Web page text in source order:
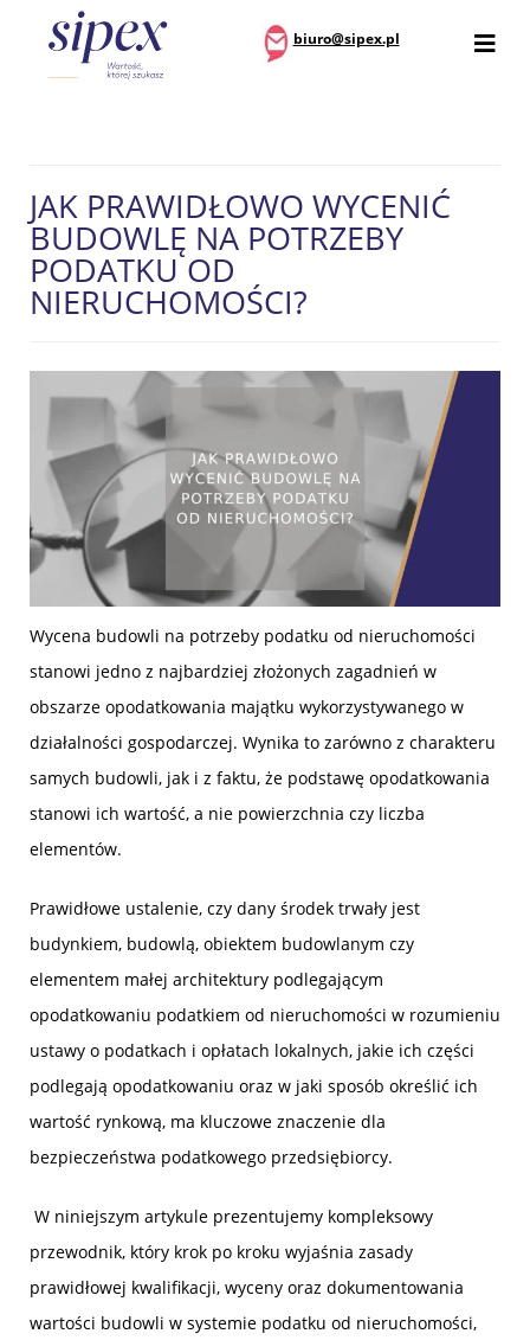
biuro@sipex.pl
JAK PRAWIDŁOWO WYCENIĆ
BUDOWLĘ NA POTRZEBY
PODATKU OD
NIERUCHOMOŚCI?
Wycena budowli na potrzeby podatku od nieruchomości
stanowi jedno z najbardziej złożonych zagadnień w
obszarze opodatkowania majątku wykorzystywanego w
działalności gospodarczej. Wynika to zarówno z charakteru
samych budowli, jak i z faktu, że podstawę opodatkowania
stanowi ich wartość, a nie powierzchnia czy liczba
elementów.
Prawidłowe ustalenie, czy dany środek trwały jest
budynkiem, budowlą, obiektem budowlanym czy
elementem małej architektury podlegającym
opodatkowaniu podatkiem od nieruchomości w rozumieniu
ustawy o podatkach i opłatach lokalnych, jakie ich części
podlegają opodatkowaniu oraz w jaki sposób określić ich
wartość rynkową, ma kluczowe znaczenie dla
bezpieczeństwa podatkowego przedsiębiorcy.
W niniejszym artykule prezentujemy kompleksowy
przewodnik, który krok po kroku wyjaśnia zasady
prawidłowej kwalifikacji, wyceny oraz dokumentowania
wartości budowli w systemie podatku od nieruchomości,